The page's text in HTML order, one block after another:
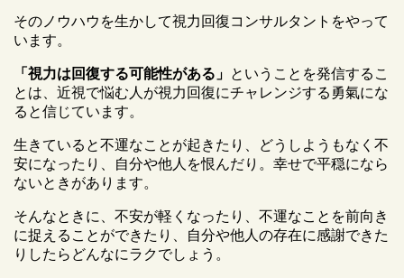
そのノウハウを生かして視力回復コンサルタントをやって
います。
「視力は回復する可能性がある」 ということを発信するこ
とは、近視で悩む人が視力回復にチャレンジする勇氣にな
ると信じています。
生きていると不運なことが起きたり、どうしようもなく不
安になったり、自分や他人を恨んだり。幸せで平穏になら
ないときがあります。
そんなときに、不安が軽くなったり、不運なことを前向き
に捉えることができたり、自分や他人の存在に感謝できた
りしたらどんなにラクでしょう。